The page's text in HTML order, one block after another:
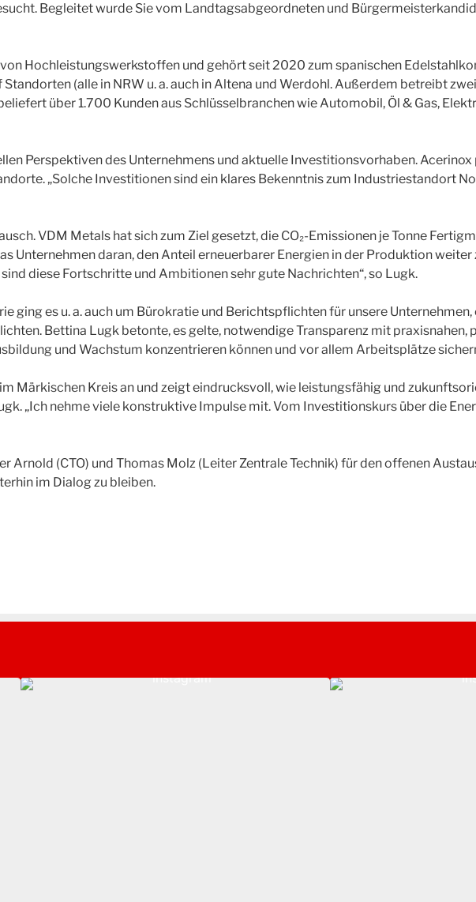
Begleitet wurde Sie vom Landtagsabgeordneten und
Hochleistungswerkstoffen und gehört seit 2020 zum spanischen
(alle in NRW u. a. auch in Altena und Werdohl. Außerdem betreibt
über 1.700 Kunden aus Schlüsselbranchen wie Automobil, Öl & Gas,
Perspektiven des Unternehmens und aktuelle Investitionsvorhaben.
„Solche Investitionen sind ein klares Bekenntnis zum Industriestandort
VDM Metals hat sich zum Ziel gesetzt, die CO₂-Emissionen je Tonne
Unternehmen daran, den Anteil erneuerbarer Energien in der Produktion weiter
diese Fortschritte und Ambitionen sehr gute Nachrichten“, so Lugk.
ging es u. a. auch um Bürokratie und Berichtspflichten für unsere Unternehmen,
Bettina Lugk betonte, es gelte, notwendige Transparenz mit praxisnahen,
und Wachstum konzentrieren können und vor allem Arbeitsplätze
Märkischen Kreis an und zeigt eindrucksvoll, wie leistungsfähig und
„Ich nehme viele konstruktive Impulse mit. Vom Investitionskurs über die
Arnold (CTO) und Thomas Molz (Leiter Zentrale Technik) für den offenen
im Dialog zu bleiben.